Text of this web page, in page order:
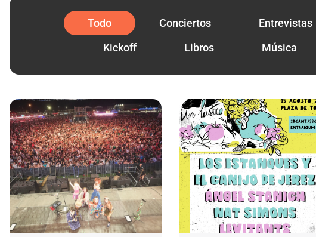
Conciertos Entrevistas
Kickoff
Libros Música
Todo